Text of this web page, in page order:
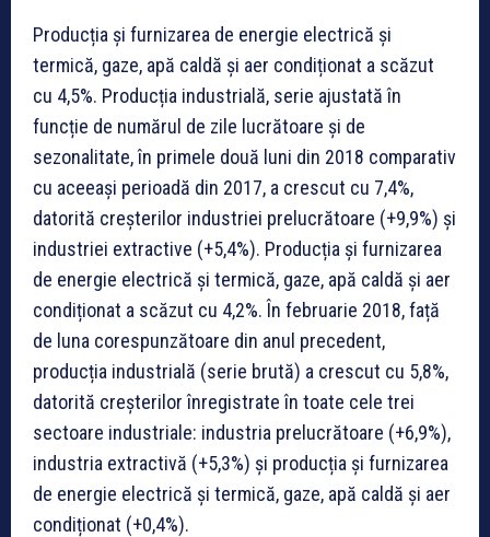
Producția și furnizarea de energie electrică și
termică, gaze, apă caldă și aer condiționat a scăzut
cu 4,5%. Producția industrială, serie ajustată în
funcție de numărul de zile lucrătoare și de
sezonalitate, în primele două luni din 2018 comparativ
cu aceeași perioadă din 2017, a crescut cu 7,4%,
datorită creșterilor industriei prelucrătoare (+9,9%) și
industriei extractive (+5,4%). Producția și furnizarea
de energie electrică și termică, gaze, apă caldă și aer
condiționat a scăzut cu 4,2%. În februarie 2018, față
de luna corespunzătoare din anul precedent,
producția industrială (serie brută) a crescut cu 5,8%,
datorită creșterilor înregistrate în toate cele trei
sectoare industriale: industria prelucrătoare (+6,9%),
industria extractivă (+5,3%) și producția și furnizarea
de energie electrică și termică, gaze, apă caldă și aer
condiționat (+0,4%).